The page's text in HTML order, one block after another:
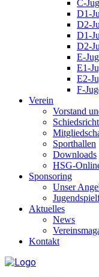
C-
D1-
D2-
D1-
D2-
E-
E1-
E2-
F-
Verein
Vorstand
Sporthallen
Downloads
HSG-
Sponsoring
Unser
Aktuelles
News
Kontakt